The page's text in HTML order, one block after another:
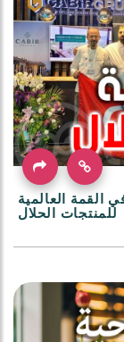
القمة العالمية
للمنتجات الحلال